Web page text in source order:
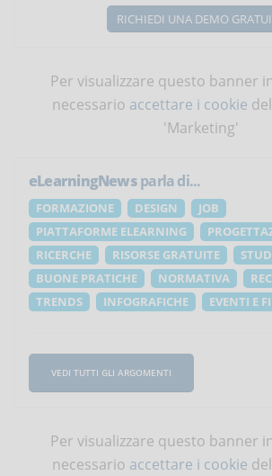
RICHIEDI UNA DEMO
Per visualizzare questo banner
necessario accettare i cookie
'Marketing'
eLearningNewsparla di...
FORMAZIONE DESIGN
JOB
PIATTAFORME ELEARNING
RICERCHE
RISORSE GRATUITE
BUONE PRATICHE
NORMATIVA
TRENDS
INFOGRAFICHE EVENTI E
VEDI TUTTI GLI ARGOMENTI
Per visualizzare questo banner
necessario accettare i cookie